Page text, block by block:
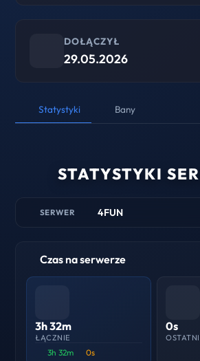
DOŁĄCZYŁ
29.05.2026
Statystyki Bany
STATYSTYKI
SERWER 4FUN
Czas na serwerze
3h 32m
ŁĄCZNIE
3h 32m 0s
0s